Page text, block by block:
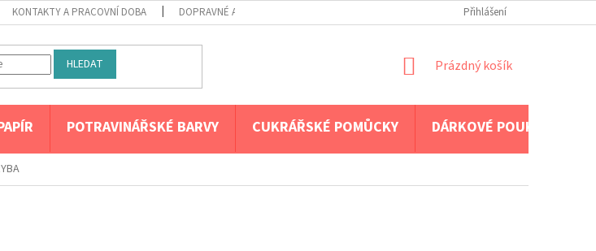
KONTAKTY A PRACOVNÍ DOBA DOPRAVNÉ A PLATBA Přihlášení
HLEDAT
NÁKUPNÍ
Prázdný košík
POTRAVINÁŘSKÉ BARVY CUKRÁŘSKÉ POMŮCKY DÁRKOVÉ POUKAZY